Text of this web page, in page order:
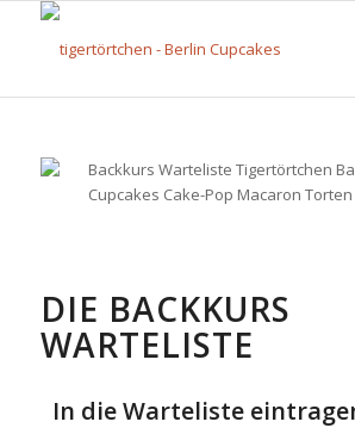
DIE BACKKURS
WARTELISTE
In die Warteliste